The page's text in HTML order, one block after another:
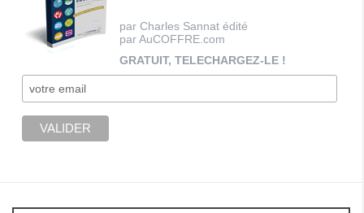
par Charles Sannat édité
par AuCOFFRE.com
GRATUIT, TELECHARGEZ-LE !